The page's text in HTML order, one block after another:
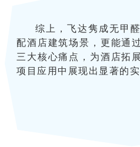
综上，飞达隽成无甲
配酒店建筑场景，更能通
三大核心痛点，为酒店拓
项目应用中展现出显著的